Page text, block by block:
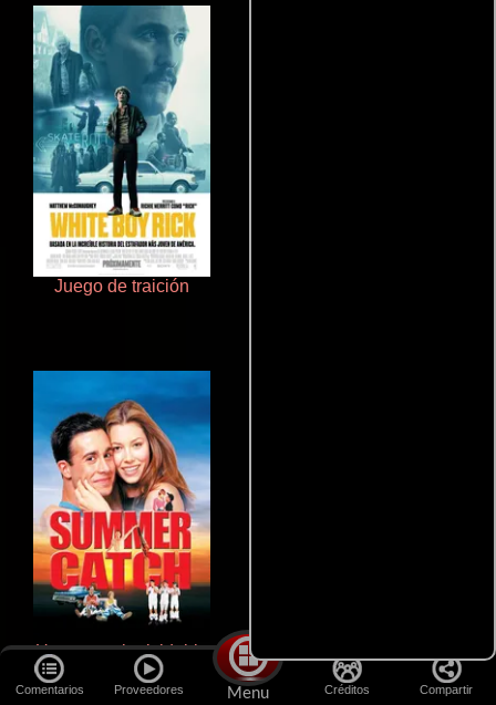
Comentarios Proveedores Menu Créditos Compartir
Juego de traición
Un verano inolvidable